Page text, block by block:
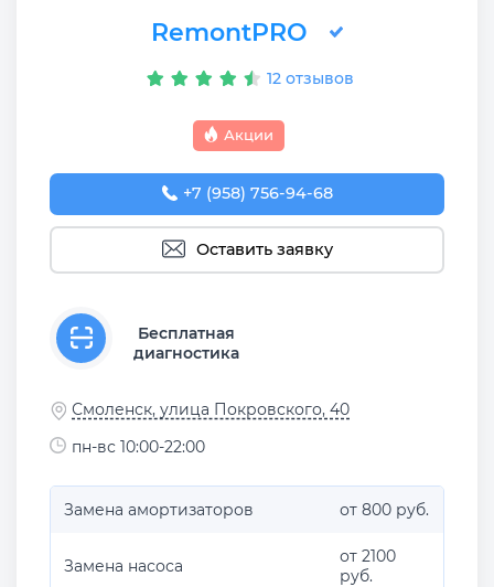
RemontPRO
12 отзывов
Акции
+7 (958) 756-94-68
Оставить заявку
Бесплатная
диагностика
Смоленск, улица Покровского, 40
пн-вс 10:00-22:00
Замена амортизаторов от 800 руб.
Замена насоса
от 2100
руб.